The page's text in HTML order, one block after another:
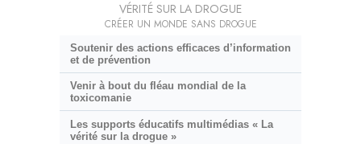
VÉRITÉ SUR LA DROGUE
CRÉER UN MONDE SANS DROGUE
Soutenir des actions efficaces d’information
et de prévention
Venir à bout du fléau mondial de la
toxicomanie
Les supports éducatifs multimédias « La
vérité sur la drogue »